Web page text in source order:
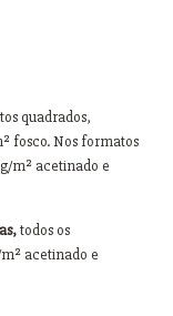
quadrados,
fosco. Nos formatos
m² acetinado e
todos os
acetinado e